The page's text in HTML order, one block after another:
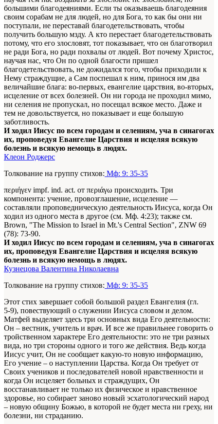
большими благодеяниями. Если ты оказываешь благодеяния
своим сорабам не для людей, но для Бога, то как бы они ни
поступали, не переставай благодетельствовать, чтобы
получить большую мзду. А кто перестает благодетельствовать
потому, что его злословят, тот показывает, что он благотворил
не ради Бога, но ради похвалы от людей. Вот почему Христос,
научая нас, что Он по одной благости пришел
благодетельствовать, не дожидался того, чтобы приходили к
Нему страждущие, а Сам поспешал к ним, принося им два
величайшие блага: во-первых, евангелие царствия, во-вторых,
исцеление от всех болезней. Он ни города не проходил мимо,
ни селения не пропускал, но посещал всякое место. Даже и
тем не довольствуется, но показывает и еще большую
заботливость.
И ходил Иисус по всем городам и селениям, уча в синагогах
их, проповедуя Евангелие Царствия и исцеляя всякую
болезнь и всякую немощь в людях.
Клеон Роджерс
Толкование на группу стихов: Мф: 9: 35-35
περιήγεν impf. ind. act. от περιάγω происходить. Три
компонента: учение, провозглашение, исцеление —
составляли проповедническую деятельность Иисуса, когда Он
ходил из одного места в другое (см. Мф. 4:23); также см.
Brown, "The Mission to Israel in Mt.'s Central Section", ZNW 69
(78): 73-90.
И ходил Иисус по всем городам и селениям, уча в синагогах
их, проповедуя Евангелие Царствия и исцеляя всякую
болезнь и всякую немощь в людях.
Кузнецова Валентина Николаевна
Толкование на группу стихов: Мф: 9: 35-35
Этот стих завершает собой большой раздел Евангелия (гл.
5‑9), повествующий о служении Иисуса словом и делом.
Матфей выделяет здесь три основных вида Его деятельности:
Он – вестник, учитель и врач. И все же правильнее говорить о
тройственном характере Его деятельности: это не три разных
вида, но три стороны одного и того же действия. Ведь когда
Иисус учит, Он не сообщает какую‑то новую информацию,
Его учение – о наступлении Царства. Когда Он требует от
Своих учеников и последователей новой нравственности и
когда Он исцеляет больных и страждущих, Он
восстанавливает не только их физическое и нравственное
здоровье, но собирает заново новый эсхатологический народ
– новую общину Божью, в которой не будет места ни греху, ни
болезни, ни страданию.